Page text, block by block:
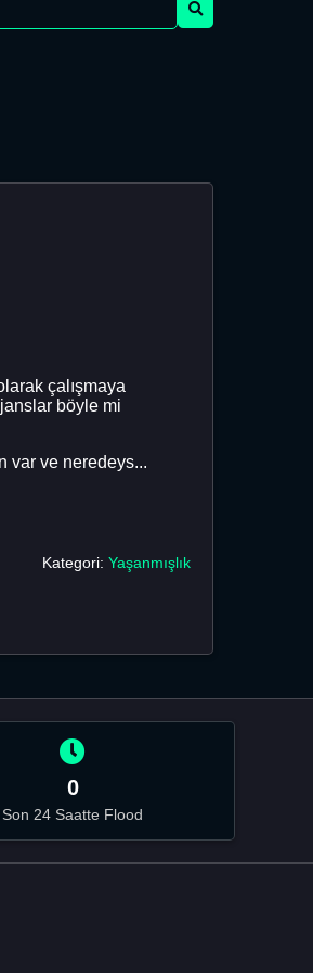
çalışmaya
böyle mi
var ve neredeys...
Kategori: Yaşanmışlık
0
Son 24 Saatte Flood